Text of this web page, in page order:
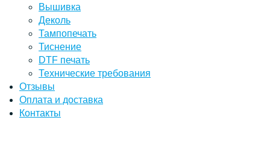
Вышивка
Деколь
Тампопечать
Тиснение
DTF печать
Технические требования
Отзывы
Оплата и доставка
Контакты